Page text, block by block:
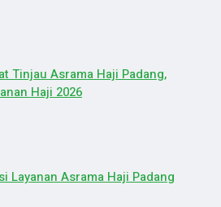
Tinjau Asrama Haji Padang,
Haji 2026
Layanan Asrama Haji Padang